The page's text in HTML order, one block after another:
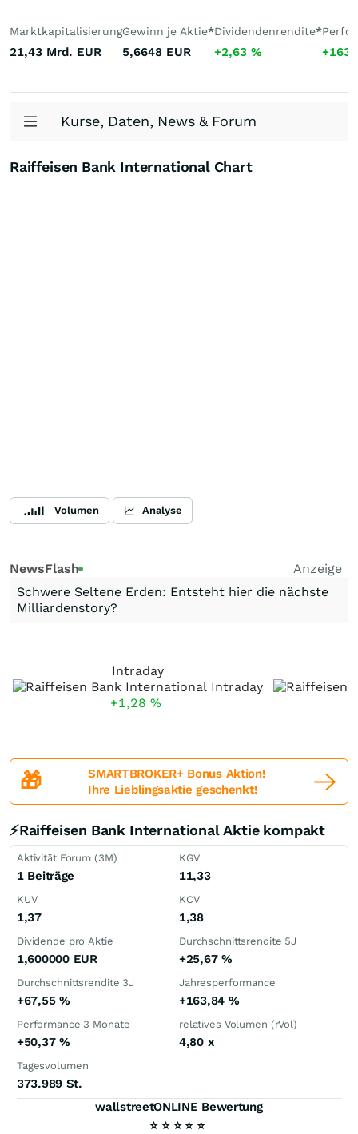
Marktkapitalisierung
21,43 Mrd. EUR
Gewinn je Aktie*
5,6648 EUR
Dividendenrendite*
+2,63 %
Kurse, Daten, News & Forum
Raiffeisen Bank International Chart
Volumen Analyse
NewsFlash
Anzeige
Schwere Seltene Erden: Entsteht hier die nächste
Milliardenstory?
Intraday
+1,28 %
🎁
SMARTBROKER+ Bonus Aktion!
Ihre Lieblingsaktie geschenkt!
⚡Raiffeisen Bank International Aktie kompakt
Aktivität Forum (3M)
1 Beiträge
KGV
11,33
KUV
1,37
KCV
1,38
Dividende pro Aktie
1,600000 EUR
Durchschnittsrendite 5J
+25,67 %
Durchschnittsrendite 3J
+67,55 %
Jahresperformance
+163,84 %
Performance 3 Monate
+50,37 %
relatives Volumen (rVol)
4,80 x
Tagesvolumen
373.989 St.
wallstreetONLINE Bewertung
⭐ ⭐ ⭐ ⭐ ⭐